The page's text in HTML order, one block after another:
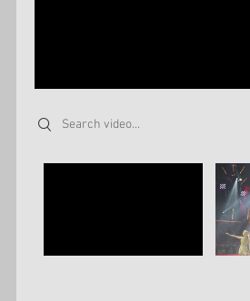
Search videos